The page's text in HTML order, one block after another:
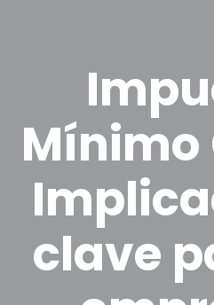
Mínimo
clave